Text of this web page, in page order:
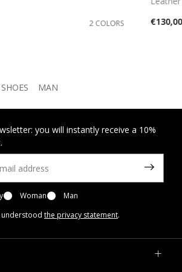
SHOES MAN
2 COLORS
€130,00
you will instantly receive a 10%
Woman
Man
understood the privacy statement.